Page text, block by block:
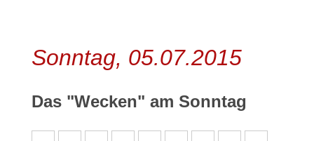
Sonntag, 05.07.2015
Das "Wecken" am Sonntag